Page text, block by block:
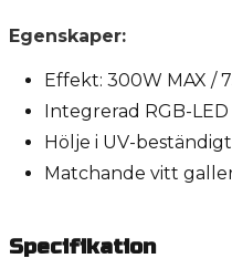
Egenskaper:
Effekt: 300W MAX /
Integrerad RGB-
Hölje i UV-
Matchande vitt
Specifikation